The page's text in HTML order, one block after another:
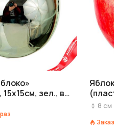
зел., в
раз
8 см